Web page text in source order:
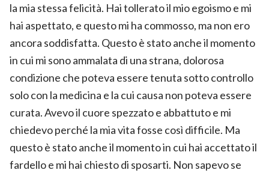
la mia stessa felicità. Hai tollerato il mio egoismo e mi
hai aspettato, e questo mi ha commosso, ma non ero
ancora soddisfatta. Questo è stato anche il momento
in cui mi sono ammalata di una strana, dolorosa
condizione che poteva essere tenuta sotto controllo
solo con la medicina e la cui causa non poteva essere
curata. Avevo il cuore spezzato e abbattuto e mi
chiedevo perché la mia vita fosse così difficile. Ma
questo è stato anche il momento in cui hai accettato il
fardello e mi hai chiesto di sposarti. Non sapevo se